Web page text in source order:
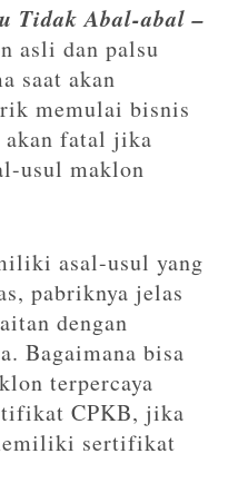
Tidak Abal-abal –
asli dan palsu
saat akan
memulai bisnis
akan fatal jika
usul maklon
asal-usul yang
pabriknya jelas
dengan
Bagaimana bisa
terpercaya
CPKB, jika
sertifikat